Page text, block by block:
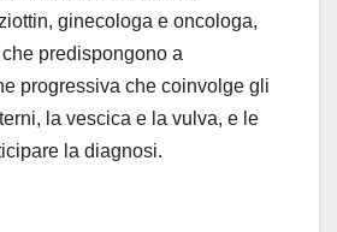
ginecologa e oncologa,
predispongono a
progressiva che coinvolge gli
la vescica e la vulva, e le
la diagnosi.